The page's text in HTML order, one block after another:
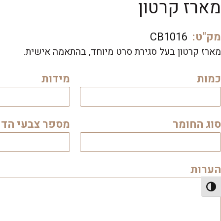
הפעל/כבה ניגודיות גבוהה
מארז קרטון
מק"ט: CB1016
מארז קרטון בעל סגירת סרט מיוחד, בהתאמה אישית.
כמות מידות
סוג החומר מספר צבעי
הערות